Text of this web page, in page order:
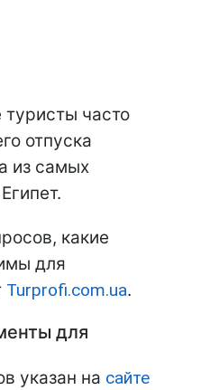
туристы часто
отпуска
из самых
какие
для
Turprofi.com.ua.
для
указан на сайте